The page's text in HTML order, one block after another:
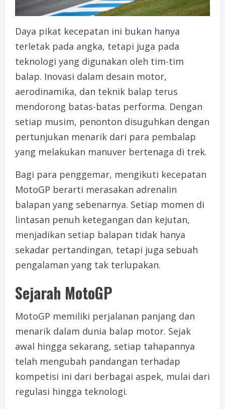
Daya pikat kecepatan ini bukan hanya
terletak pada angka, tetapi juga pada
teknologi yang digunakan oleh tim-tim
balap. Inovasi dalam desain motor,
aerodinamika, dan teknik balap terus
mendorong batas-batas performa. Dengan
setiap musim, penonton disuguhkan dengan
pertunjukan menarik dari para pembalap
yang melakukan manuver bertenaga di trek.
Bagi para penggemar, mengikuti kecepatan
MotoGP berarti merasakan adrenalin
balapan yang sebenarnya. Setiap momen di
lintasan penuh ketegangan dan kejutan,
menjadikan setiap balapan tidak hanya
sekadar pertandingan, tetapi juga sebuah
pengalaman yang tak terlupakan.
Sejarah MotoGP
MotoGP memiliki perjalanan panjang dan
menarik dalam dunia balap motor. Sejak
awal hingga sekarang, setiap tahapannya
telah mengubah pandangan terhadap
kompetisi ini dari berbagai aspek, mulai dari
regulasi hingga teknologi.